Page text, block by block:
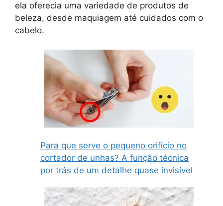
ela oferecia uma variedade de produtos de
beleza, desde maquiagem até cuidados com o
cabelo.
Para que serve o pequeno orifício no
cortador de unhas? A função técnica
por trás de um detalhe quase invisível